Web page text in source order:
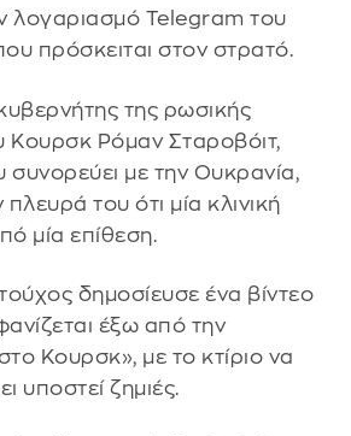
λογαριασμό Telegram του
πρόσκειται στον στρατό.
της ρωσικής
Κουρσκ Ρόμαν Σταροβόιτ,
συνορεύει με την Ουκρανία,
του ότι μία κλινική
μία επίθεση.
δημοσίευσε ένα βίντεο
έξω από την
Κουρσκ», με το κτίριο να
υποστεί ζημιές.